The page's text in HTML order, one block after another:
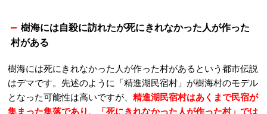
樹海には自殺に訪れたが死にきれなかった人が作った
村がある
樹海には死にきれなかった人が作った村があるという都市伝説
はデマです。先述のように「精進湖民宿村」が樹海村のモデル
となった可能性は高いですが、 精進湖民宿村はあくまで民宿が
集まった集落であり、「死にきれなかった人が作った村」では